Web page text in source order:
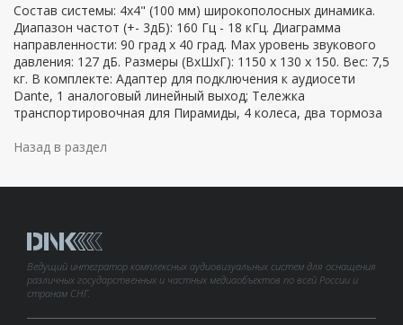
Состав системы: 4х4" (100 мм) широкополосных динамика.
Диапазон частот (+- 3дБ): 160 Гц - 18 кГц. Диаграмма
направленности: 90 град х 40 град. Max уровень звукового
давления: 127 дБ. Размеры (ВхШхГ): 1150 х 130 х 150. Вес: 7,5
кг. В комплекте: Адаптер для подключения к аудиосети
Dante, 1 аналоговый линейный выход; Тележка
транспортировочная для Пирамиды, 4 колеса, два тормоза
Назад в раздел
Ведущий интегратор комплексных аудиовизуальных систем для оснащения
различных государственных и частных медиаобъектов по всей России и
странам СНГ.